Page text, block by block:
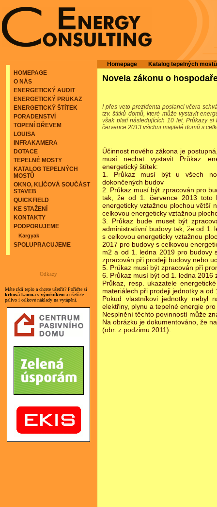
HOMEPAGE
O NÁS
ENERGETICKÝ AUDIT
ENERGETICKÝ PRŮKAZ
ENERGETICKÝ ŠTÍTEK
PORADENSTVÍ
TOPENÍ DŘEVEM
LOUISA
INFRAKAMERA
DOTACE
TEPELNÉ MOSTY
KATALOG TEPELNÝCH
MOSTŮ
OKNO, KLÍČOVÁ SOUČÁST
STAVEB
QUICKFIELD
KE STAŽENÍ
KONTAKTY
PODPORUJEME
Kargyak
SPOLUPRACUJEME
Odkazy
Máte rádi teplo a chcete ušetřit? Pořiďte si
krbová kamna s výměníkem a ušetřete
palivo i celkové náklady na vytápění.
Homepage Katalog tepelných mostů
Novela zákonu o
I přes veto prezidenta poslanci včera
tzv. štítků domů, které může vystavit
však platí následujících 10 let. Průkazy
července 2013 všichni majitelé domů s
Účinnost nového zákona je
musí nechat vystavit Průkaz
energetický štítek:
1. Průkaz musí být u všech
dokončených budov
2. Průkaz musí být zpracován pro
tak, že od 1. července 2013 toto
energeticky vztažnou plochou větší
celkovou energeticky vztažnou
3. Průkaz bude muset být
administrativní budovy tak, že od 1.
s celkovou energeticky vztažnou
2017 pro budovy s celkovou
m2 a od 1. ledna 2019 pro budovy
zpracován při prodeji budovy nebo
5. Průkaz musí být zpracován při
6. Průkaz musí být od 1. ledna 2016
Průkaz, resp. ukazatele
materiálech při prodeji jednotky a
Pokud vlastníkovi jednotky nebyl
elektřiny, plynu a tepelné energie
Nesplnění těchto povinností může
Na obrázku je dokumentováno, že
(obr. z podzimu 2011).